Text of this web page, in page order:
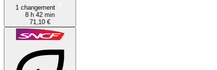
1 changement
8 h 42 min
71,10 €